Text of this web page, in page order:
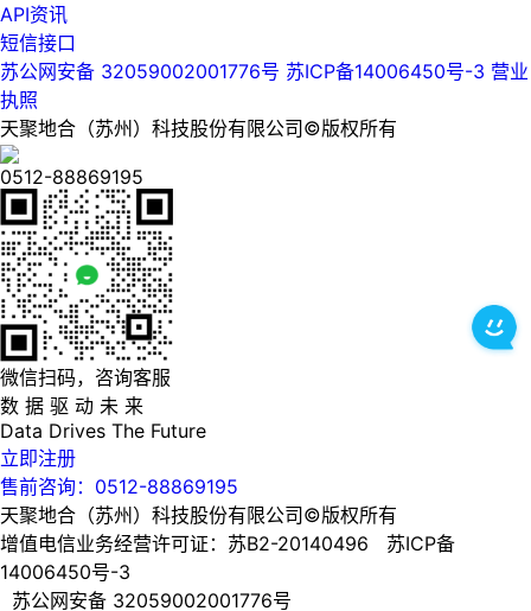
API资讯
短信接口
苏公网安备 32059002001776号 苏ICP备14006450号-3 营业
执照
天聚地合（苏州）科技股份有限公司©版权所有
0512-88869195
微信扫码，咨询客服
数 据 驱 动 未 来
Data Drives The Future
立即注册
售前咨询：0512-88869195
天聚地合（苏州）科技股份有限公司©版权所有
增值电信业务经营许可证：苏B2-20140496 苏ICP备
14006450号-3
苏公网安备 32059002001776号